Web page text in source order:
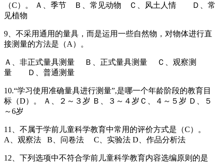
（C）。 Ａ、季节 Ｂ、常见动物 Ｃ、风土人情 Ｄ、常
见植物
9、不采用通用的量具，而是运用一些自然物，对物体进行直
接测量的方法是（A）。
Ａ、非正式量具测量 Ｂ、正式量具测量 Ｃ、观察测
量 Ｄ、普通测量
10.“学习使用准确量具进行测量”,是哪一个年龄阶段的教育目
标（D）。 Ａ、２～３岁 Ｂ、３～４岁Ｃ、４～５岁 Ｄ、５
～6岁
11、不属于学前儿童科学教育中常用的评价方式是（C）。
A、观察法 B、问卷法 C、实验法 D、作品分析法
12、下列选项中不符合学前儿童科学教育内容选编原则的是